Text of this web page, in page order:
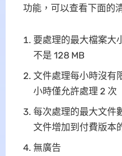
功能，可以查看下面的
要處理的最大檔案大
不是 128 MB
文件處理每小時沒有
小時僅允許處理 2 次
每次處理的最大文件
文件增加到付費版本
無廣告